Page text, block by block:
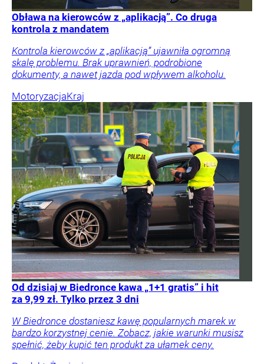
Obława na kierowców z „aplikacją”. Co druga
kontrola z mandatem
Kontrola kierowców z „aplikacją” ujawniła ogromną
skalę problemu. Brak uprawnień, podrobione
dokumenty, a nawet jazda pod wpływem alkoholu.
MotoryzacjaKraj
Od dzisiaj w Biedronce kawa „1+1 gratis” i hit
za 9,99 zł. Tylko przez 3 dni
W Biedronce dostaniesz kawę popularnych marek w
bardzo korzystnej cenie. Zobacz, jakie warunki musisz
spełnić, żeby kupić ten produkt za ułamek ceny.